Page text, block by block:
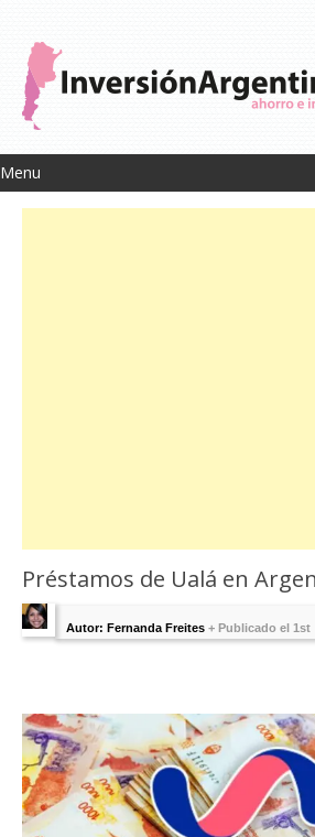
Menu
Préstamos de Ualá en
Autor: Fernanda Freites + Publicado el 1st